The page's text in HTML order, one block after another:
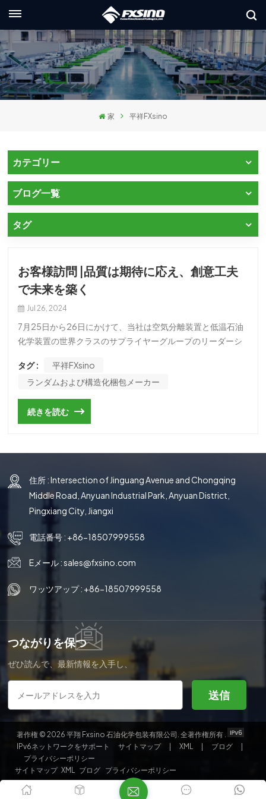
家 平祥FXsino
カテゴリー
ブログ一覧
タグ
お客様訪問 |品質は期待に応え、創意工夫
で未来を築く
Jul 26, 2024
7月25日から26日にかけて、当社は空気分離装置と低温石油
化学装置の世界クラスのサプライヤーグループのリーダーシ
当社を訪問されました。同社のゼネラルマネージャーのXu
Zhe氏、副ゼネラルマネージャーのXiang Lili氏とXiang
Lingyun氏、および関連責任者とともに、私たちは同社の生産
ワークショップを訪問し、会社の発展の歴史、資格と栄誉、
技術力、応用分野、および技術力について学びました。パー
し、プロジェクト製品と将来の開発モデルについて話し合い
担当者は当社の生産能力、設備状況、製品状況、技術研究開
発能力をさらに理解し、当社のさまざまな能力を十分に認め
ていただきました。当社も初志を貫き、製品品質、サービス
品質、研究開発革新能力をさらに向上させ、業界をリードす
る高性能製品と技術サービスを顧客に提供し、顧客にとって
より大きな価値を創造し、相互利益と相互利益を実現してま
いります。パートナーとのWin-Win。
タグ :
平祥FXsino
ランダムおよび構造化梱包メーカー
続きを読む
住所 : Intersection of Jinguang Avenue and Chongqing
Middle Road, Anyuan Industrial Park, Anyuan District,
Pingxiang City, Jiangxi
電話番号 : +86-18507999558
Eメール :sales@fxsino.com
ワッツアップ : +86-18507999558
つながりを保つ
ぜひ読んで、最新情報を入手し、
購読してください。ご意見をお聞
かせください。
送信
著作権 © 2026 平翔 Fxsino 石油化学包装有限公司. 全著作権所有 .
IPv6ネットワークをサポート
サイトマップ XML ブログ
プライバシーポリシー
サイトマップ XML ブログ プライバシーポリシー